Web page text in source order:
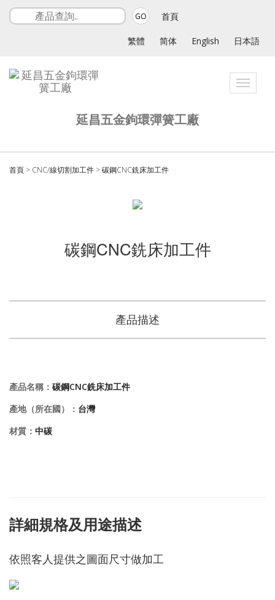
GO 首頁
繁體 简体 English 日本語
Toggle
延昌五金鉤環彈簧工廠
首頁 > CNC/線切割加工件 >碳鋼CNC銑床加工件
碳鋼CNC銑床加工件
產品描述
產品名稱： 碳鋼CNC銑床加工件
產地（所在國）： 台灣
材質： 中碳
詳細規格及用途描述
依照客人提供之圖面尺寸做加工